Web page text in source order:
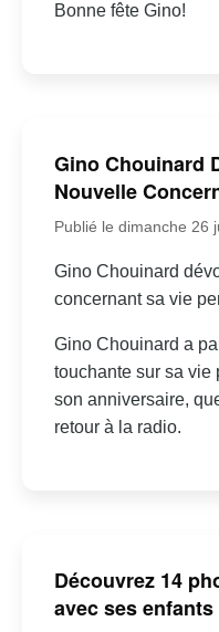
Bonne fête Gino!
Gino Chouinard
Nouvelle
Publié le dimanche 26
Gino Chouinard
concernant sa vie
Gino Chouinard a
touchante sur sa vie
son anniversaire,
retour à la radio.
Découvrez 14
avec ses